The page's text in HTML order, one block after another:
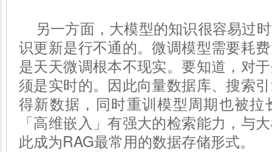
另一方面，大模型的知识很容易过
识更新是行不通的。微调模型需要耗
是天天微调根本不现实。要知道，对
须是实时的。因此向量数据库、搜索
得新数据，同时重训模型周期也被
「高维嵌入」有强大的检索能力，与
此成为RAG最常用的数据存储形式。